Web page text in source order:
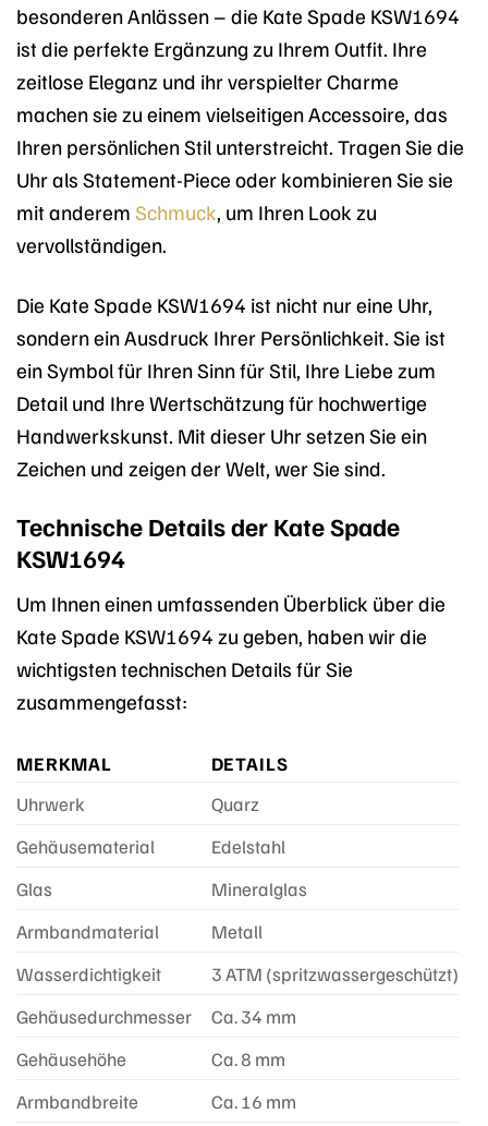
besonderen Anlässen – die Kate Spade KSW1694
ist die perfekte Ergänzung zu Ihrem Outfit. Ihre
zeitlose Eleganz und ihr verspielter Charme
machen sie zu einem vielseitigen Accessoire, das
Ihren persönlichen Stil unterstreicht. Tragen Sie die
Uhr als Statement-Piece oder kombinieren Sie sie
mit anderem Schmuck , um Ihren Look zu
vervollständigen.
Die Kate Spade KSW1694 ist nicht nur eine Uhr,
sondern ein Ausdruck Ihrer Persönlichkeit. Sie ist
ein Symbol für Ihren Sinn für Stil, Ihre Liebe zum
Detail und Ihre Wertschätzung für hochwertige
Handwerkskunst. Mit dieser Uhr setzen Sie ein
Zeichen und zeigen der Welt, wer Sie sind.
Technische Details der Kate Spade
KSW1694
Um Ihnen einen umfassenden Überblick über die
Kate Spade KSW1694 zu geben, haben wir die
wichtigsten technischen Details für Sie
zusammengefasst:
MERKMAL
DETAILS
Uhrwerk
Quarz
Gehäusematerial
Edelstahl
Glas
Mineralglas
Armbandmaterial
Metall
Wasserdichtigkeit
3 ATM (spritzwassergeschützt)
Gehäusedurchmesser
Ca. 34 mm
Gehäusehöhe
Ca. 8 mm
Armbandbreite
Ca. 16 mm